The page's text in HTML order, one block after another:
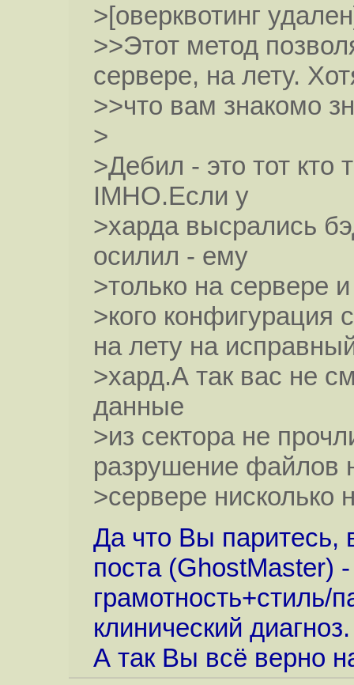
>[оверквотинг
>>Этот метод
сервере, на лету.
>>что вам знакомо
>
>Дебил - это тот кто
IMHO.Если у
>харда высрались
осилил - ему
>только на сервере
>кого конфигурация
на лету на
>хард.А так вас не
данные
>из сектора не
разрушение файлов
>сервере нисколько
Да что Вы паритесь,
поста (GhostMaster)
грамотность+стиль/
клинический диагноз.
А так Вы всё верно